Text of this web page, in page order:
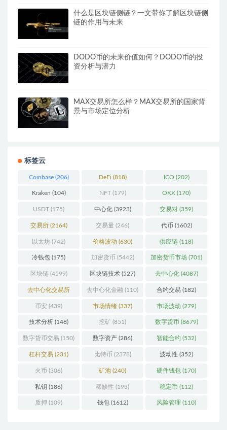
什么是区块链侧链？一文带你了解区块链侧
链的作用与未来
DODO币的未来价值如何？DODO币的投
资分析与潜力
MAX交易所怎么样？MAX交易所的国家背
景与市场定位分析
标签云
Coinbase(206) DeFi (818) ICO (202)
Kraken (104) NFT(179) OKX (170)
USDT (175) 中心化(3923) 交易对 (359)
交易所(2164) 交易量 (246) 代币 (1602)
以太坊 (742) 价格波动 (630) 供应链 (118)
冷钱包 (175) 加密货币 (5442) 加密货币市场 (701)
区块链(4599) 区块链技术 (527) 去中心化(4087)
去中心化交易所
(196)
去中心化金融 (110) 合约交易 (182)
币安 (439) 市场情绪 (337) 市场波动 (279)
技术分析 (148) 挖矿 (851) 数字货币 (8679)
数字货币交易 (150) 数字资产 (286) 智能合约 (532)
杠杆交易 (231) 比特币 (2378) 波动性 (352)
火币 (306) 矿池 (240) 硬件钱包 (170)
私钥 (186) 稀缺性 (193) 稳定币 (112)
质押 (109) 钱包(1612) 风险管理 (110)